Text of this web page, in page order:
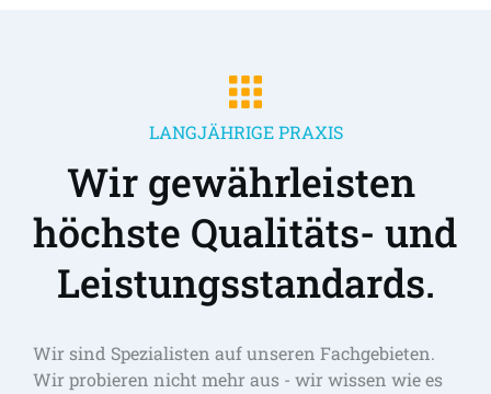
LANGJÄHRIGE PRAXIS
Wir gewährleisten
höchste Qualitäts- und
Leistungsstandards.
Wir sind Spezialisten auf unseren Fachgebieten.
Wir probieren nicht mehr aus - wir wissen wie es